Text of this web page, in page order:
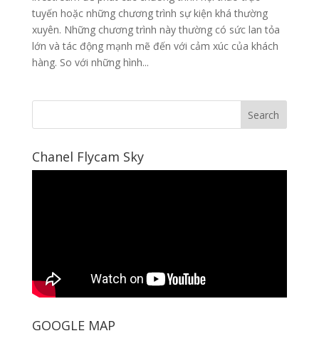
tuyến hoặc những chương trình sự kiện khá thường
xuyên. Những chương trình này thường có sức lan tỏa
lớn và tác động mạnh mẽ đến với cảm xúc của khách
hàng. So với những hình...
Chanel Flycam Sky
GOOGLE MAP